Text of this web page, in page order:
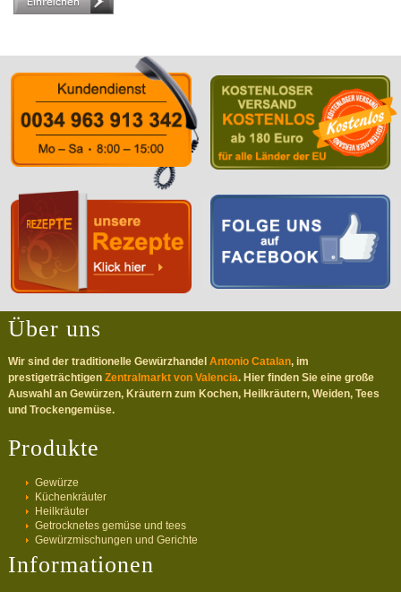
Über uns
Wir sind der traditionelle Gewürzhandel Antonio Catalan, im
prestigeträchtigen Zentralmarkt von Valencia. Hier finden Sie eine große
Auswahl an Gewürzen, Kräutern zum Kochen, Heilkräutern, Weiden, Tees
und Trockengemüse.
Produkte
Gewürze
Küchenkräuter
Heilkräuter
Getrocknetes gemüse und tees
Gewürzmischungen und Gerichte
Informationen